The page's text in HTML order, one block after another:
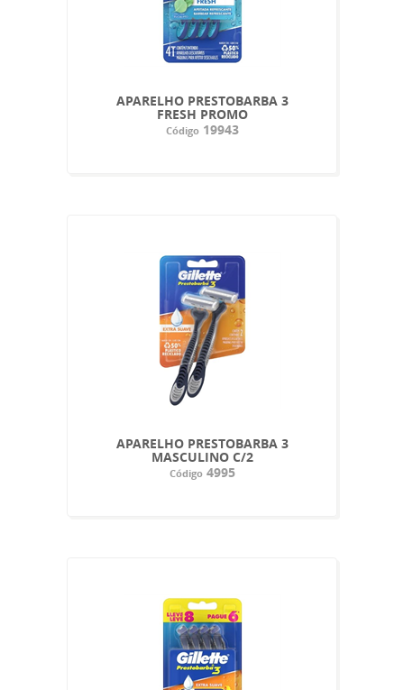
APARELHO PRESTOBARBA 3
FRESH PROMO
Código19943
APARELHO PRESTOBARBA 3
MASCULINO C/2
Código4995